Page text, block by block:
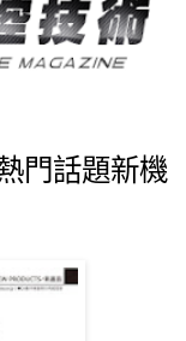
門話題新機